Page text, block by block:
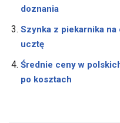
doznania
Szynka z piekarnika
ucztę
Średnie ceny w
po kosztach